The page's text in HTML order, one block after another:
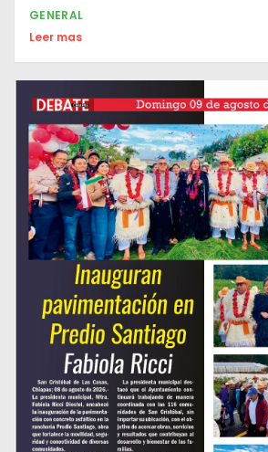
GENERAL
Leer mas